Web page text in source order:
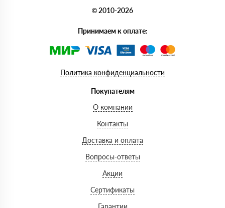
© 2010-2026
Принимаем к оплате:
Политика конфиденциальности
Покупателям
О компании
Контакты
Доставка и оплата
Вопросы-ответы
Акции
Сертификаты